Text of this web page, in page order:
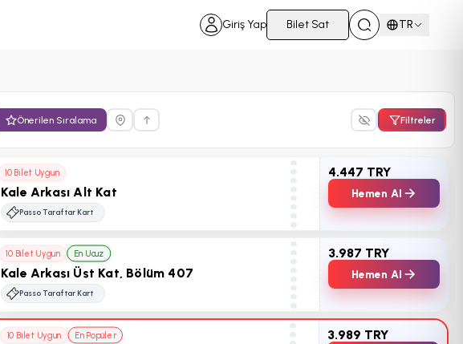
Giriş Yap Bilet Sat TR
Önerilen Sıralama Filtreler
10 Bilet Uygun
Kale Arkası Alt Kat
Passo Taraftar Kart
4.447 TRY
Hemen Al
10 Bilet Uygun En Ucuz
Kale Arkası Üst Kat, Bölüm 407
Passo Taraftar Kart
3.987 TRY
Hemen Al
10 Bilet Uygun En Popüler 3.989 TRY